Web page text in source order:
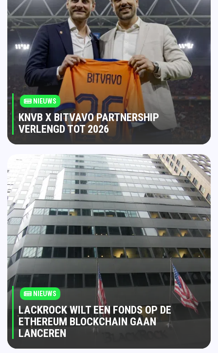
NIEUWS
KNVB X BITVAVO PARTNERSHIP
VERLENGD TOT 2026
NIEUWS
LACKROCK WILT EEN FONDS OP DE
ETHEREUM BLOCKCHAIN GAAN
LANCEREN